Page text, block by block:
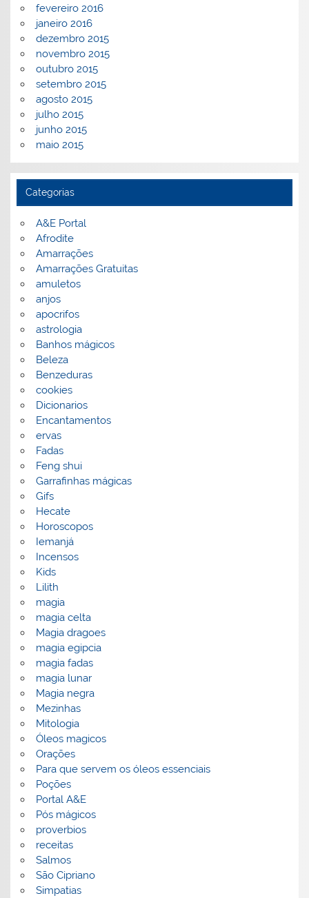
fevereiro 2016
janeiro 2016
dezembro 2015
novembro 2015
outubro 2015
setembro 2015
agosto 2015
julho 2015
junho 2015
maio 2015
Categorias
A&E Portal
Afrodite
Amarrações
Amarrações Gratuitas
amuletos
anjos
apocrifos
astrologia
Banhos mágicos
Beleza
Benzeduras
cookies
Dicionarios
Encantamentos
ervas
Fadas
Feng shui
Garrafinhas mágicas
Gifs
Hecate
Horoscopos
Iemanjá
Incensos
Kids
Lilith
magia
magia celta
Magia dragoes
magia egipcia
magia fadas
magia lunar
Magia negra
Mezinhas
Mitologia
Óleos magicos
Orações
Para que servem os óleos essenciais
Poções
Portal A&E
Pós mágicos
proverbios
receitas
Salmos
São Cipriano
Simpatias